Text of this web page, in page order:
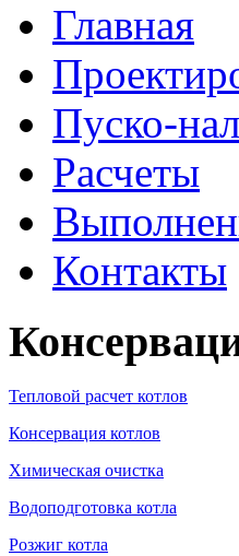
Главная
Пуско-
Расчеты
Контакты
Тепловой расчет котлов
Консервация котлов
Химическая очистка
Водоподготовка котла
Розжиг котла